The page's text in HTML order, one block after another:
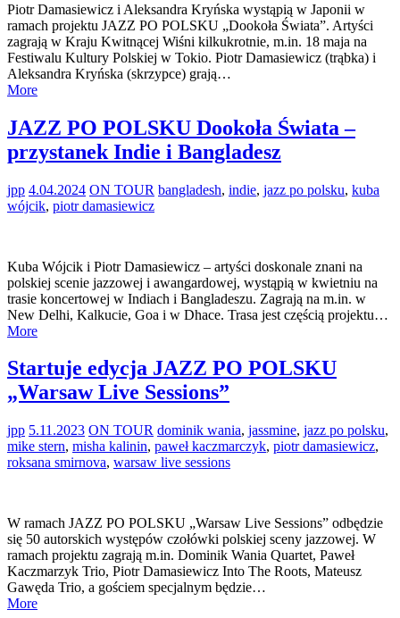
Piotr Damasiewicz i Aleksandra Kryńska wystąpią w Japonii w
ramach projektu JAZZ PO POLSKU „Dookoła Świata”. Artyści
zagrają w Kraju Kwitnącej Wiśni kilkukrotnie, m.in. 18 maja na
Festiwalu Kultury Polskiej w Tokio. Piotr Damasiewicz (trąbka) i
Aleksandra Kryńska (skrzypce) grają…
More
JAZZ PO POLSKU Dookoła Świata –
przystanek Indie i Bangladesz
jpp 4.04.2024 ON TOUR bangladesh, indie, jazz po polsku, kuba
wójcik, piotr damasiewicz
Kuba Wójcik i Piotr Damasiewicz – artyści doskonale znani na
polskiej scenie jazzowej i awangardowej, wystąpią w kwietniu na
trasie koncertowej w Indiach i Bangladeszu. Zagrają na m.in. w
New Delhi, Kalkucie, Goa i w Dhace. Trasa jest częścią projektu…
More
Startuje edycja JAZZ PO POLSKU
„Warsaw Live Sessions”
jpp 5.11.2023 ON TOUR dominik wania, jassmine, jazz po polsku,
mike stern, misha kalinin, paweł kaczmarczyk, piotr damasiewicz,
roksana smirnova, warsaw live sessions
W ramach JAZZ PO POLSKU „Warsaw Live Sessions” odbędzie
się 50 autorskich występów czołówki polskiej sceny jazzowej. W
ramach projektu zagrają m.in. Dominik Wania Quartet, Paweł
Kaczmarzyk Trio, Piotr Damasiewicz Into The Roots, Mateusz
Gawęda Trio, a gościem specjalnym będzie…
More